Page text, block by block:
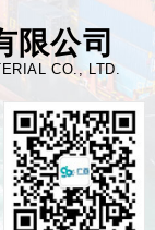
限公司
CO., LTD.